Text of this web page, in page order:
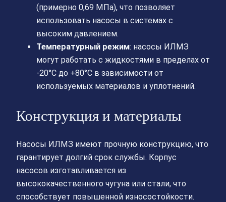
(примерно 0,69 МПа), что позволяет
использовать насосы в системах с
высоким давлением.
Температурный режим: насосы ИЛМЗ
могут работать с жидкостями в пределах от
-20°C до +80°C в зависимости от
используемых материалов и уплотнений.
Конструкция и материалы
Насосы ИЛМЗ имеют прочную конструкцию, что
гарантирует долгий срок службы. Корпус
насосов изготавливается из
высококачественного чугуна или стали, что
способствует повышенной износостойкости.